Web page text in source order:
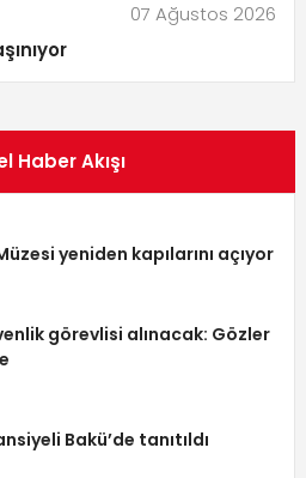
07 Ağustos 2026
Haber Akışı
yeniden kapılarını açıyor
görevlisi alınacak: Gözler
Bakü’de tanıtıldı